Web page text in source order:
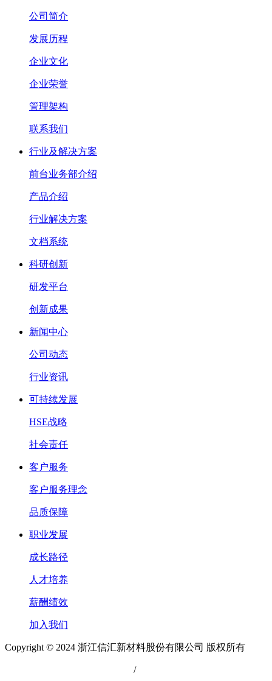
公司简介
发展历程
企业文化
企业荣誉
管理架构
联系我们
行业及解决方案
前台业务部介绍
产品介绍
行业解决方案
文档系统
科研创新
研发平台
创新成果
新闻中心
公司动态
行业资讯
可持续发展
HSE战略
社会责任
客户服务
客户服务理念
品质保障
职业发展
成长路径
人才培养
薪酬绩效
加入我们
Copyright © 2024 浙江信汇新材料股份有限公司 版权所有
/